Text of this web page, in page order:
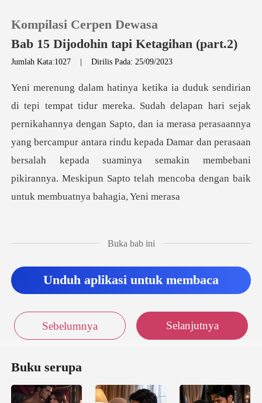
0
Pengisian Ulang
Kompilasi Cerpen Dewasa
Bab 15 Dijodohin tapi Ketagihan (part.2)
Jumlah Kata:1027 |Dirilis Pada: 25/09/2023
annya dengan Sapto, dan ia merasa perasaannya
yang bercampur antara rindu kepada Damar dan perasaan
bersalah kepada
Buka bab ini
Unduh aplikasi untuk membaca
Sebelumnya Selanjutnya
Buku serupa